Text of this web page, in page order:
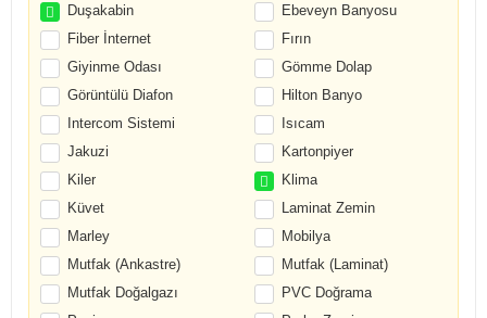
Duşakabin
Ebeveyn Banyosu
Fiber İnternet
Fırın
Giyinme Odası
Gömme Dolap
Görüntülü Diafon
Hilton Banyo
Intercom Sistemi
Isıcam
Jakuzi
Kartonpiyer
Kiler
Klima
Küvet
Laminat Zemin
Marley
Mobilya
Mutfak (Ankastre)
Mutfak (Laminat)
Mutfak Doğalgazı
PVC Doğrama